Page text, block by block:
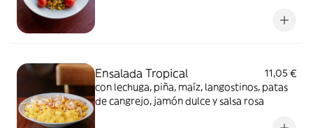
Ensalada Tropical
11,05 €
con lechuga, piña, maíz, langostinos, patas
de cangrejo, jamón dulce y salsa rosa